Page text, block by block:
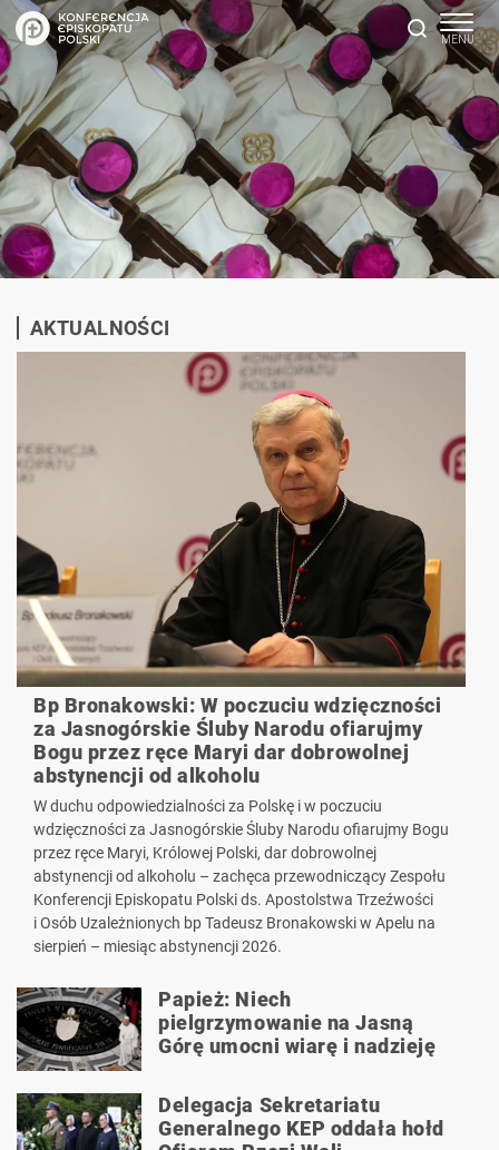
AKTUALNOŚCI
Bp Bronakowski: W poczuciu wdzięczności
za Jasnogórskie Śluby Narodu ofiarujmy
Bogu przez ręce Maryi dar dobrowolnej
abstynencji od alkoholu
W duchu odpowiedzialności za Polskę i w poczuciu
wdzięczności za Jasnogórskie Śluby Narodu ofiarujmy Bogu
przez ręce Maryi, Królowej Polski, dar dobrowolnej
abstynencji od alkoholu – zachęca przewodniczący Zespołu
Konferencji Episkopatu Polski ds. Apostolstwa Trzeźwości
i Osób Uzależnionych bp Tadeusz Bronakowski w Apelu na
sierpień – miesiąc abstynencji 2026.
Papież: Niech
pielgrzymowanie na Jasną
Górę umocni wiarę i nadzieję
Delegacja Sekretariatu
Generalnego KEP oddała hołd